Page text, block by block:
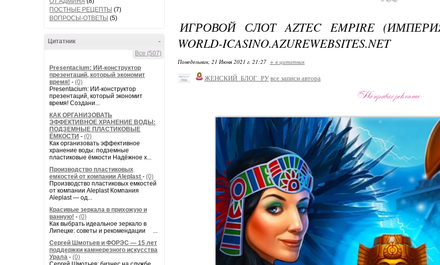
ПОСТНЫЕ РЕЦЕПТЫ (7)
ВОПРОСЫ-ОТВЕТЫ (5)
-
Цитатник
Все (507)
Presentacium: ИИ‑конструктор
презентаций, который экономит
время! - (0)
Presentacium: ИИ‑конструктор
презентаций, который экономит
время! Создани...
КАК ОРГАНИЗОВАТЬ
ЭФФЕКТИВНОЕ ХРАНЕНИЕ ВОДЫ:
ПОДЗЕМНЫЕ ПЛАСТИКОВЫЕ
ЁМКОСТИ - (0)
Как организовать эффективное
хранение воды: подземные
пластиковые ёмкости Надёжное х...
Производство пластиковых
емкостей от компании Aleplast - (0)
Производство пластиковых емкостей
от компании Aleplast Компания
Aleplast — од...
Красивые зеркала в прихожую и
ванную! - (0)
Как выбрать идеальное зеркало в
Липецке: советы и рекомендации ...
Сергей Шмотьев и ФОРЭС — 15 лет
поддержки камнерезного искусства
Урала - (0)
ИГРОВОЙ СЛОТ AZTEC EMPIRE
WORLD-ICASINO.AZUREWEBSITES.NET
Понедельник, 21 Июня 2021 г. 21:27 + в цитатник
ЖЕНСКИЙ_БЛОГ_РУ все записи автора